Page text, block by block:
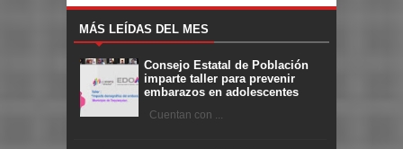
MÁS LEÍDAS DEL MES
Consejo Estatal de Población
imparte taller para prevenir
embarazos en adolescentes
Cuentan con ...